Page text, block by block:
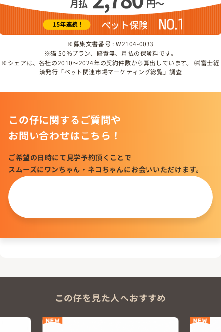
※募集文書番号 : W2104-0033
※猫 50％プラン、賠責無、月払の保険料です。
※シェアは、各社の2010～2024年の契約件数から算出しています。 ㈱富士経
済発行「ペット関連市場マーケティング総覧」調査
この仔に関するご質問や
お問い合わせはこちら！
ご希望の日時にて見学予約頂くことで
スムーズにワンちゃん・ネコちゃんにお会いいただけます。
この仔を見た人へおすすめ
NEW NEW